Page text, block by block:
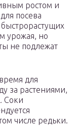
ростом и
посева
урожая, но
не подлежат
для
за растениями,
Соки
числе редьки.